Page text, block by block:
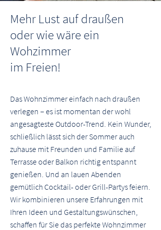
Mehr Lust auf draußen
oder wie wäre ein
Wohzimmer
im Freien!
Das Wohnzimmer einfach nach draußen
verlegen – es ist momentan der wohl
angesagteste Outdoor-Trend. Kein Wunder,
schließlich lässt sich der Sommer auch
zuhause mit Freunden und Familie auf
Terrasse oder Balkon richtig entspannt
genießen. Und an lauen Abenden
gemütlich Cocktail- oder Grill-Partys feiern.
Wir kombinieren unsere Erfahrungen mit
Ihren Ideen und Gestaltungswünschen,
schaffen für Sie das perfekte Wohnzimmer